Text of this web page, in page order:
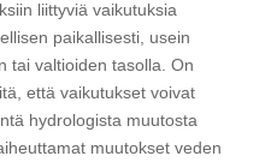
liittyviä vaikutuksia
paikallisesti, usein
tai valtioiden tasolla. On
että vaikutukset voivat
hydrologista muutosta
muutokset veden